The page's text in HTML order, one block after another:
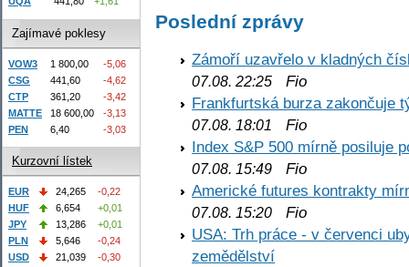
Poslední zprávy
Zámoří uzavřelo v kladných
07.08. 22:25 Fio
Frankfurtská burza zakončuje
07.08. 18:01
Fio
Index S&P 500 mírně posiluje
07.08. 15:49 Fio
Americké futures kontrakty
07.08. 15:20 Fio
USA: Trh práce - v červenci
zemědělství
Zajímavé poklesy
VOW3 1 800,00
-5,06
CSG
441,60
-4,62
CTP
361,20
-3,42
MATTE
18 600,00
-3,13
PEN
6,40 -3,03
Kurzovní lístek
EUR 24,265
-0,22
HUF
6,654
+0,01
JPY
13,286
+0,01
PLN
5,646
-0,24
USD
21,039 -0,30